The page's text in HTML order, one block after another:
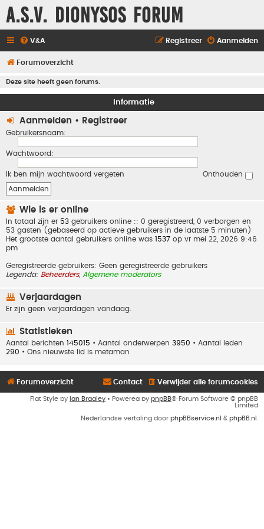
A.S.V. Dionysos Forum
V&A Aanmelden
Registreer
Forumoverzicht
Deze site heeft geen forums.
Informatie
Aanmelden • Registreer
Gebruikersnaam:
Wachtwoord:
Ik ben mijn wachtwoord vergeten Onthouden
Wie is er online
In totaal zijn er 53 gebruikers online :: 0 geregistreerd, 0 verborgen en
53 gasten (gebaseerd op actieve gebruikers in de laatste 5 minuten)
Het grootste aantal gebruikers online was 1537 op vr mei 22, 2026 9:46
pm
Geregistreerde gebruikers: Geen geregistreerde gebruikers
Legenda: Beheerders, Algemene moderators
Verjaardagen
Er zijn geen verjaardagen vandaag.
Statistieken
Aantal berichten 145015 • Aantal onderwerpen 3950 • Aantal leden
290 • Ons nieuwste lid is metaman
Forumoverzicht Verwijder alle forumcookies
Contact
Flat Style by Ian Bradley • Powered by phpBB® Forum Software © phpBB
Limited
Nederlandse vertaling door phpBBservice.nl & phpBB.nl